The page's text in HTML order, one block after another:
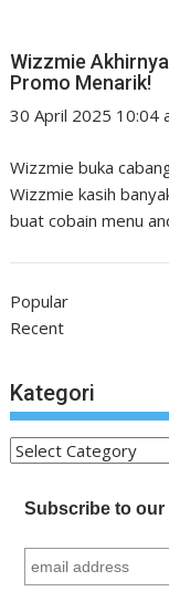
Wizzmie
Promo Menarik!
30 April 2025 10:04
Wizzmie buka
Wizzmie kasih
buat cobain menu
Popular
Recent
Kategori
Kategori
Subscribe to our